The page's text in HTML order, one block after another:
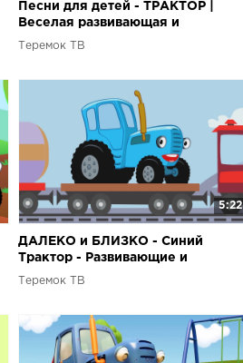
Песни для детей - ТРАКТОР |
Веселая развивающая и
обучающая песенка про Синий
Теремок ТВ
5:22
ДАЛЕКО и БЛИЗКО - Синий
Трактор - Развивающие и
обучающие песни для детей про
Теремок ТВ